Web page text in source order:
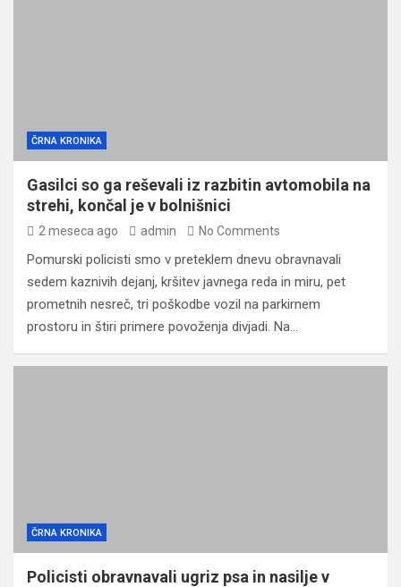
ČRNA KRONIKA
Gasilci so ga reševali iz razbitin avtomobila na
strehi, končal je v bolnišnici
2 meseca ago admin No Comments
Pomurski policisti smo v preteklem dnevu obravnavali
sedem kaznivih dejanj, kršitev javnega reda in miru, pet
prometnih nesreč, tri poškodbe vozil na parkirnem
prostoru in štiri primere povoženja divjadi. Na…
ČRNA KRONIKA
Policisti obravnavali ugriz psa in nasilje v